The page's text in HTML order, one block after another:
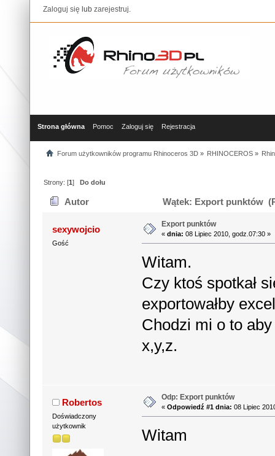
Zaloguj się lub zarejestruj.
Strona główna Pomoc Zaloguj się Rejestracja
Forum użytkowników programu Rhinoceros 3D» RHINOCEROS»
Strony: [1]Do dołu
Autor Wątek: Export punktów
sexywojcio
Gość
Export punktów
«dnia: 08 Lipiec 2010, godz.07:30 »
Witam.
Czy ktoś spotkał
exportowałby
Chodzi mi o to aby
x,y,z.
Robertos
Doświadczony
użytkownik
Odp: Export punktów
«Odpowiedź #1 dnia: 08 Lipiec
Witam